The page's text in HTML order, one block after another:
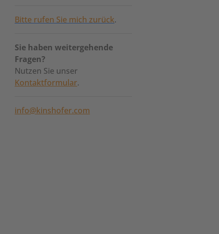
Bitte rufen Sie mich zurück.
Sie haben weitergehende
Fragen?
Nutzen Sie unser
Kontaktformular.
info@kinshofer.com